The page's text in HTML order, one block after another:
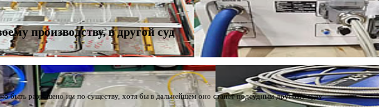
производству, в другой суд
быть разрешено им по существу, хотя бы в дальнейшем оно станет подсудным другому суду.